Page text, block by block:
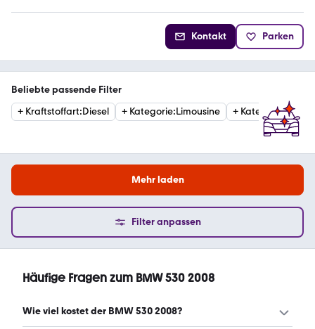
Kontakt Parken
Beliebte passende Filter
+ Kraftstoffart:Diesel + Kategorie:Limousine + Kategorie:
Mehr laden
Filter anpassen
Häufige Fragen zum BMW 530 2008
Wie viel kostet der BMW 530 2008?